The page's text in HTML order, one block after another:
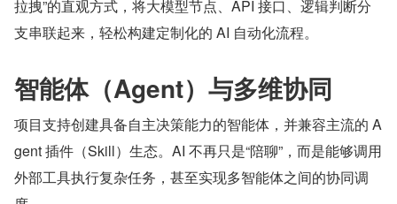
拉拽”的直观方式，将大模型节点、API 接口、逻辑判断分
支串联起来，轻松构建定制化的 AI 自动化流程。
智能体（Agent）与多维协同
项目支持创建具备自主决策能力的智能体，并兼容主流的 A
gent 插件（Skill）生态。AI 不再只是“陪聊”，而是能够调用
外部工具执行复杂任务，甚至实现多智能体之间的协同调